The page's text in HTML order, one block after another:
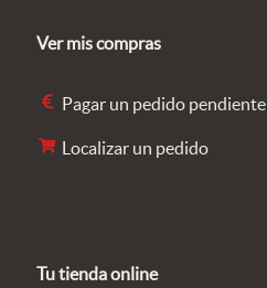
Ver mis compras
Pagar un pedido pendiente
Localizar un pedido
Tu tienda online